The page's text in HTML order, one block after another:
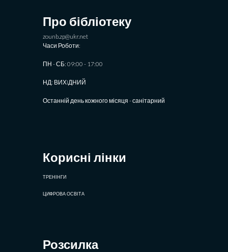
Про бібліотеку
zounb.zp@ukr.net
Часи Роботи:
ПН - СБ: 09:00 - 17:00
НД: ВИХIДНИЙ
Останній день кожного місяця - санітарний
Корисні лінки
ТРЕНІНГИ
ЦИФРОВА ОСВІТА
Розсилка